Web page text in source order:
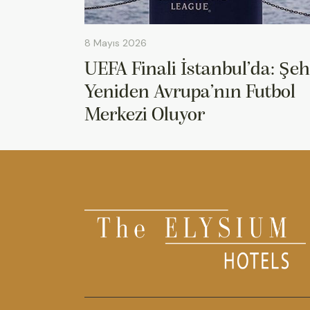
8 Mayıs 2026
UEFA Finali İstanbul’da:
Yeniden Avrupa’nın Futbol
Merkezi Oluyor